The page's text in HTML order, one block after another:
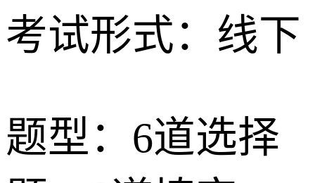
考试形式：线下
题型：6道选择